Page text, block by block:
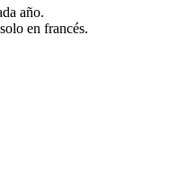
año.
en francés.